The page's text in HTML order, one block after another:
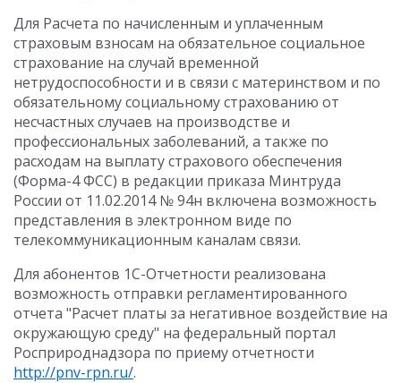
Для Расчета по начисленным и уплаченным
страховым взносам на обязательное социальное
страхование на случай временной
нетрудоспособности и в связи с материнством и по
обязательному социальному страхованию от
несчастных случаев на производстве и
профессиональных заболеваний, а также по
расходам на выплату страхового обеспечения
(Форма-4 ФСС) в редакции приказа Минтруда
России от 11.02.2014 № 94н включена возможность
представления в электронном виде по
телекоммуникационным каналам связи.
Для абонентов 1С-Отчетности реализована
возможность отправки регламентированного
отчета "Расчет платы за негативное воздействие на
окружающую среду" на федеральный портал
Росприроднадзора по приему отчетности
http://pnv-rpn.ru/.